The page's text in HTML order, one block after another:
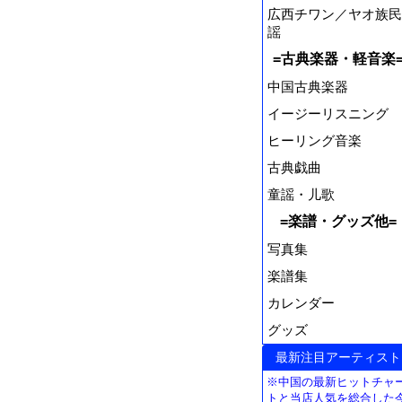
広西チワン／ヤオ族民
謡
=古典楽器・軽音楽
中国古典楽器
イージーリスニング
ヒーリング音楽
古典戯曲
童謡・儿歌
=楽譜・グッズ他=
写真集
楽譜集
カレンダー
グッズ
最新注目アーティスト
※中国の最新ヒットチャ
トと当店人気を総合した